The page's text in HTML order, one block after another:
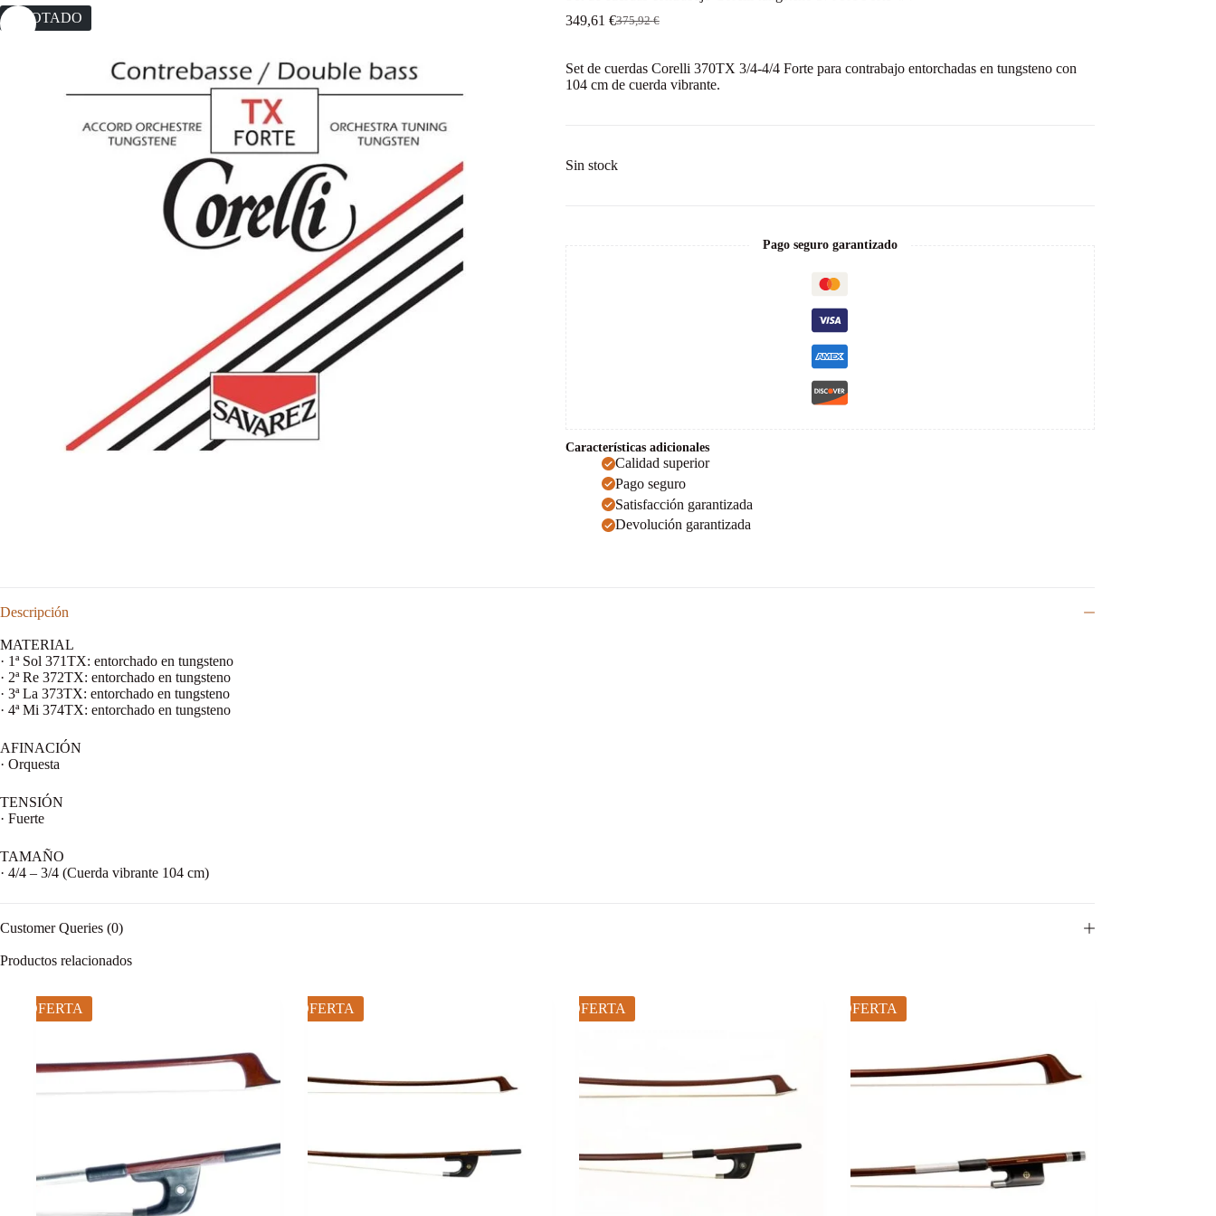
AGOTADO 375,92€
El
original
era:
375,92 €.
349,61 €El
actual
es:
349,61 €.
Set de cuerdas Corelli 370TX 3/4-4/4 Forte para contrabajo entorchadas en tungsteno con
104 cm de cuerda vibrante.
Sin stock
Pago seguro garantizado
Características adicionales
Calidad superior
Pago seguro
Satisfacción garantizada
Devolución garantizada
Descripción
MATERIAL
· 1ª Sol 371TX: entorchado en tungsteno
· 2ª Re 372TX: entorchado en tungsteno
· 3ª La 373TX: entorchado en tungsteno
· 4ª Mi 374TX: entorchado en tungsteno
AFINACIÓN
· Orquesta
TENSIÓN
· Fuerte
TAMAÑO
· 4/4 – 3/4 (Cuerda vibrante 104 cm)
Customer Queries (0)
Productos relacionados
OFERTA OFERTA OFERTA OFERTA